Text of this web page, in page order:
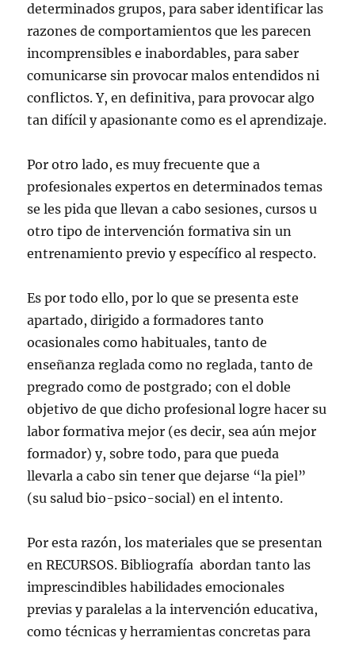
determinados grupos, para saber identificar las
razones de comportamientos que les parecen
incomprensibles e inabordables, para saber
comunicarse sin provocar malos entendidos ni
conflictos. Y, en definitiva, para provocar algo
tan difícil y apasionante como es el aprendizaje.
Por otro lado, es muy frecuente que a
profesionales expertos en determinados temas
se les pida que llevan a cabo sesiones, cursos u
otro tipo de intervención formativa sin un
entrenamiento previo y específico al respecto.
Es por todo ello, por lo que se presenta este
apartado, dirigido a formadores tanto
ocasionales como habituales, tanto de
enseñanza reglada como no reglada, tanto de
pregrado como de postgrado; con el doble
objetivo de que dicho profesional logre hacer su
labor formativa mejor (es decir, sea aún mejor
formador) y, sobre todo, para que pueda
llevarla a cabo sin tener que dejarse “la piel”
(su salud bio-psico-social) en el intento.
Por esta razón, los materiales que se presentan
en RECURSOS. Bibliografía abordan tanto las
imprescindibles habilidades emocionales
previas y paralelas a la intervención educativa,
como técnicas y herramientas concretas para